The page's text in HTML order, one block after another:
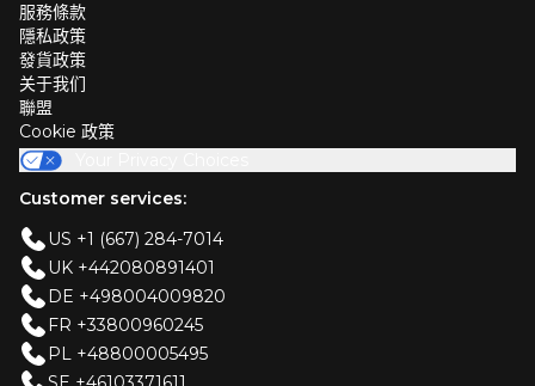
服務條款
隱私政策
發貨政策
关于我们
聯盟
Cookie 政策
Customer services:
US +1 (667) 284-7014
UK +442080891401
DE +498004009820
FR +33800960245
PL +48800005495